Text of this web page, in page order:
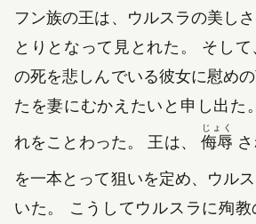
フン族の王は、ウルスラの美し
とりとなって見とれた。 そし
の死を悲しんでいる彼女に慰め
たを妻にむかえたいと申し出た
れをことわった。 王は、 侮辱
じょく
を一本とって狙いを定め、ウル
いた。 こうしてウルスラに殉教